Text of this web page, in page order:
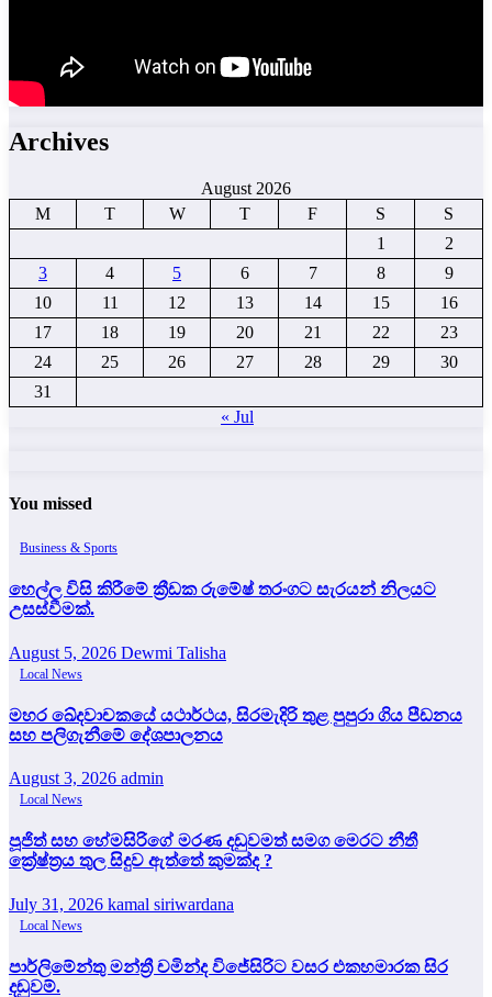
Archives
August 2026
M
T W T F S
S
1
2
3
4 5 6 7 8
9
10
11 12 13 14 15
16
17
18 19 20 21 22
23
24
25 26 27 28 29
30
31
« Jul
You missed
Business & Sports
හෙල්ල විසි කිරීමේ ක්‍රීඩක රුමේෂ් තරංගට සැරයන් නිලයට
උසස්වීමක්.
August 5, 2026 Dewmi Talisha
Local News
මහර ඛේදවාචකයේ යථාර්ථය, සිරමැදිරි තුළ පුපුරා ගිය පීඩනය
සහ පලිගැනීමේ දේශපාලනය
August 3, 2026 admin
Local News
පූජිත් සහ හේමසිරිගේ මරණ දඩුවමත් සමග මෙරට නීතී
ක්‍රේෂ්ත්‍රය තුල සිදුව ඇත්තේ කුමක්ද ?
July 31, 2026 kamal siriwardana
Local News
පාර්ලිමේන්තු මන්ත්‍රී චමින්ද විජේසිරිට වසර එකහමාරක සිර
දඬුවම්.